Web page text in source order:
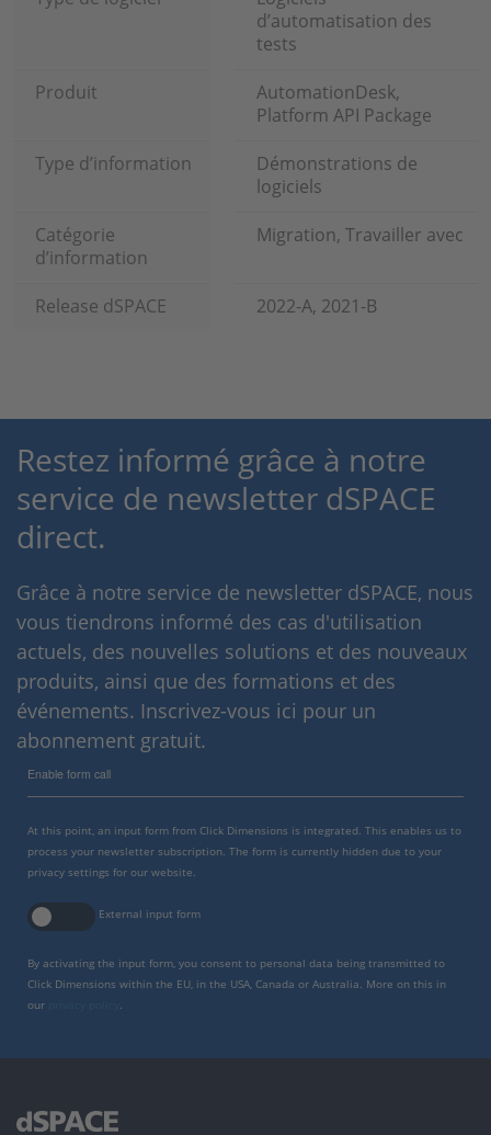
d’automatisation des
tests
Produit
AutomationDesk,
Platform API Package
Type d’information
Démonstrations de
logiciels
Catégorie
d’information
Migration, Travailler avec
Release dSPACE 2022-A, 2021-B
Restez informé grâce à notre
service de newsletter dSPACE
direct.
Grâce à notre service de newsletter dSPACE, nous
vous tiendrons informé des cas d'utilisation
actuels, des nouvelles solutions et des nouveaux
produits, ainsi que des formations et des
événements. Inscrivez-vous ici pour un
abonnement gratuit.
Enable form call
At this point, an input form from Click Dimensions is integrated. This enables us to
process your newsletter subscription. The form is currently hidden due to your
privacy settings for our website.
External input form
By activating the input form, you consent to personal data being transmitted to
Click Dimensions within the EU, in the USA, Canada or Australia. More on this in
our